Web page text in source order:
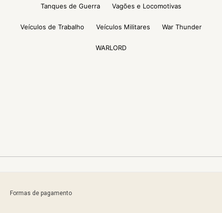
Tanques de Guerra Vagões e Locomotivas
Veículos de Trabalho Veículos Militares War Thunder
WARLORD
Formas de pagamento